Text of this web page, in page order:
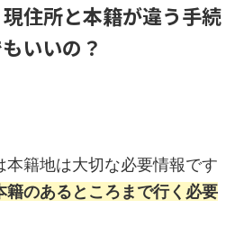
住所と本籍が違う手続
いいの？
籍地は大切な必要情報です
籍のあるところまで行く必要